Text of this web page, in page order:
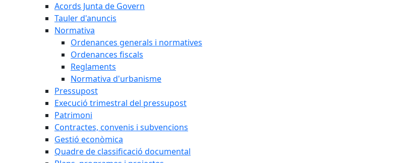
Acords Junta de Govern
Tauler d'anuncis
Normativa
Ordenances generals i normatives
Ordenances fiscals
Reglaments
Normativa d'urbanisme
Pressupost
Execució trimestral del pressupost
Patrimoni
Contractes, convenis i subvencions
Gestió econòmica
Quadre de classificació documental